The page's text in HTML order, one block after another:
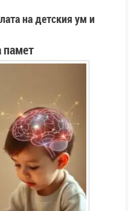
на детския ум и
памет